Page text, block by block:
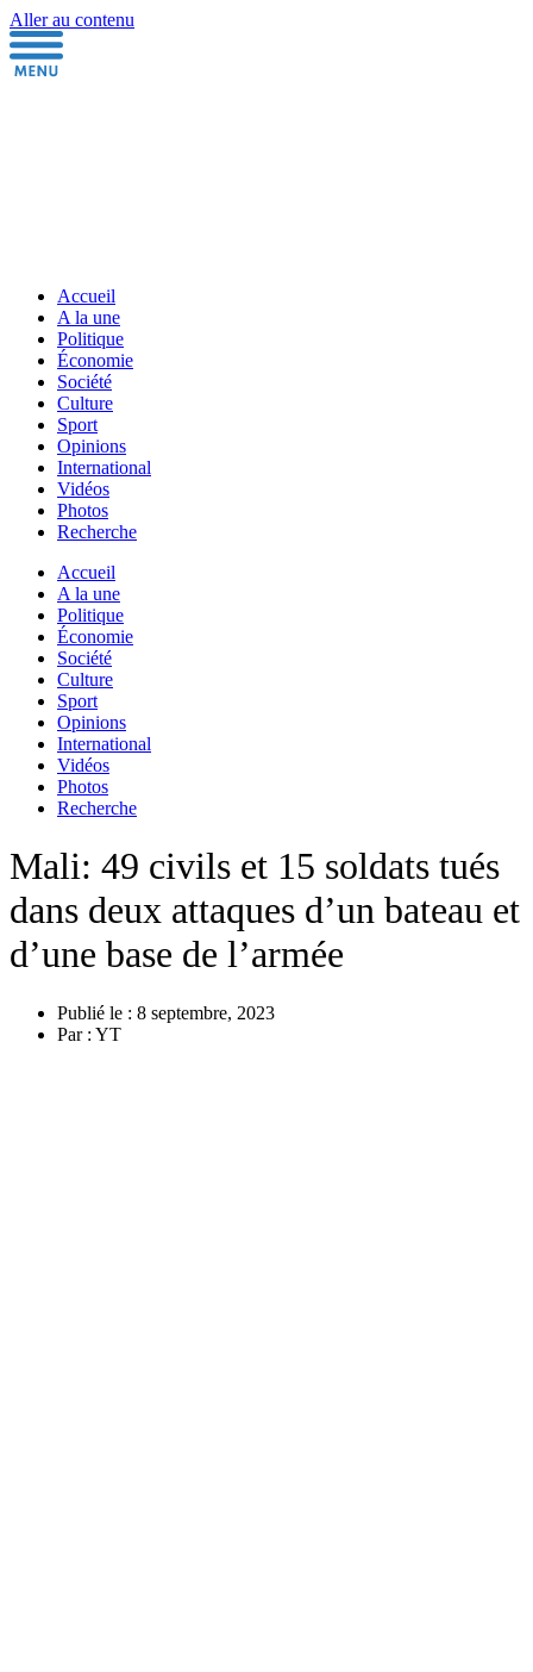
Aller au contenu
Accueil
A la une
Politique
Économie
Société
Culture
Sport
Opinions
International
Vidéos
Photos
Recherche
Accueil
A la une
Politique
Économie
Société
Culture
Sport
Opinions
International
Vidéos
Photos
Recherche
Mali: 49 civils et 15 soldats tués
dans deux attaques d’un bateau et
d’une base de l’armée
Publié le : 8 septembre, 2023
Par : YT